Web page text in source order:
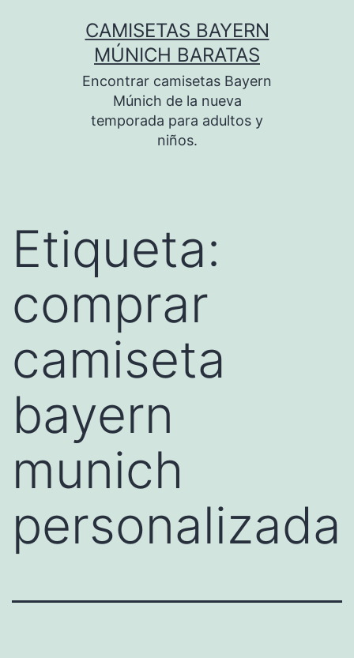
CAMISETAS BAYERN
MÚNICH BARATAS
Encontrar camisetas Bayern
Múnich de la nueva
temporada para adultos y
niños.
Etiqueta:
comprar
camiseta
bayern
munich
personalizada